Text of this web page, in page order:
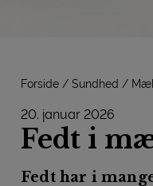
Forside Sundhed
20. januar 2026
Fedt i
Fedt har i